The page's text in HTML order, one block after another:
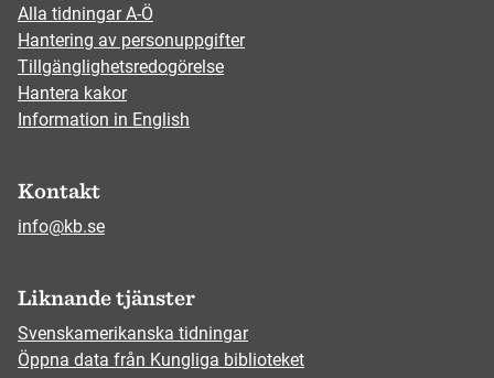
Alla tidningar A-Ö
Hantering av personuppgifter
Tillgänglighetsredogörelse
Hantera kakor
Information in English
Kontakt
info@kb.se
Liknande tjänster
Svenskamerikanska tidningar
Öppna data från Kungliga biblioteket